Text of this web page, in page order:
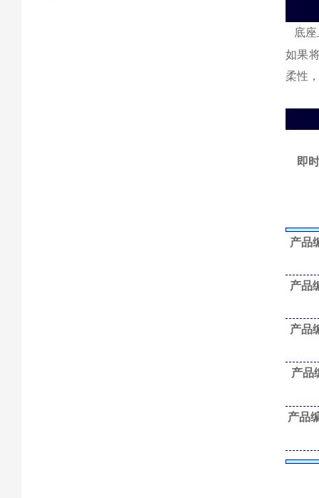
底
如果
柔性
即
产品
产品
产品
产品
产品